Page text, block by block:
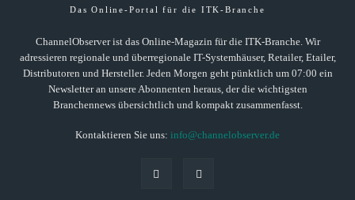
Das Online-Portal für die ITK-Branche
ChannelObserver ist das Online-Magazin für die ITK-Branche. Wir
adressieren regionale und überregionale IT-Systemhäuser, Retailer, Etailer,
Distributoren und Hersteller. Jeden Morgen geht pünktlich um 07:00 ein
Newsletter an unsere Abonnenten heraus, der die wichtigsten
Branchennews übersichtlich und kompakt zusammenfasst.
Kontaktieren Sie uns: info@channelobserver.de